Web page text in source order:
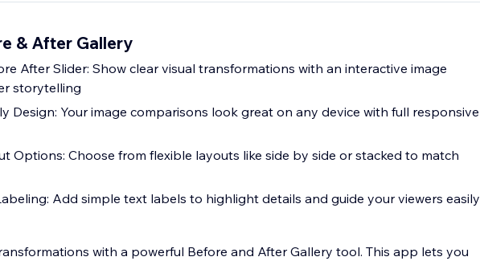
& After Gallery
After Slider: Show clear visual transformations with an interactive image
storytelling
Design: Your image comparisons look great on any device with full responsive
Options: Choose from flexible layouts like side by side or stacked to match
Add simple text labels to highlight details and guide your viewers easily
with a powerful Before and After Gallery tool. This app lets you